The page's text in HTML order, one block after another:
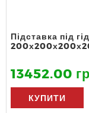
Підставка під
13452.00
КУПИТИ